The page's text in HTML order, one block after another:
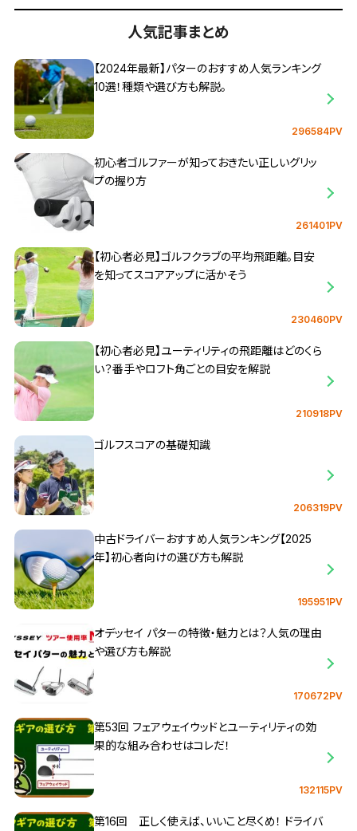
人気記事まとめ
【2024年最新】パターのおすすめ人気ランキング
10選！種類や選び方も解説。
296584PV
初心者ゴルファーが知っておきたい正しいグリッ
プの握り方
261401PV
【初心者必見】ゴルフクラブの平均飛距離。目安
を知ってスコアアップに活かそう
230460PV
【初心者必見】ユーティリティの飛距離はどのくら
い？番手やロフト角ごとの目安を解説
210918PV
ゴルフスコアの基礎知識
206319PV
中古ドライバーおすすめ人気ランキング【2025
年】初心者向けの選び方も解説
195951PV
オデッセイ パターの特徴・魅力とは？人気の理由
や選び方も解説
170672PV
第53回 フェアウェイウッドとユーティリティの効
果的な組み合わせはコレだ！
132115PV
第16回 正しく使えば、いいこと尽くめ！ ドライバ